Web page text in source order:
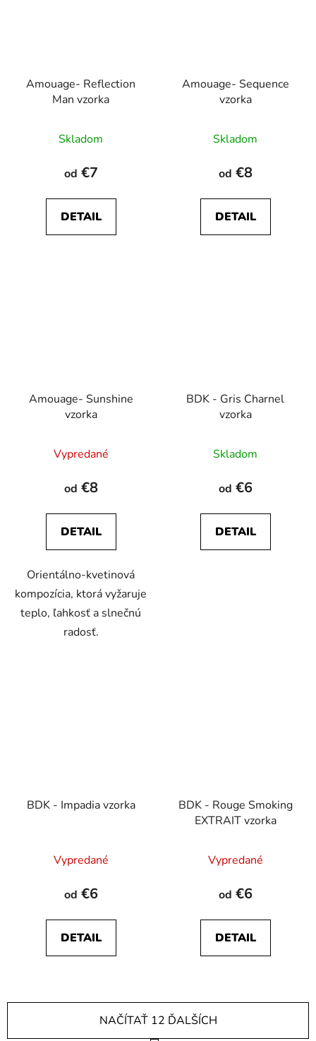
Amouage- Reflection
Man vzorka
Skladom
od €7
DETAIL
Amouage- Sequence
vzorka
Skladom
od €8
DETAIL
Amouage- Sunshine
vzorka
hodnotenie
produktu
5,0
z
hviezdičiek.
Vypredané
od €8
DETAIL
Orientálno-kvetinová
kompozícia, ktorá vyžaruje
teplo, ľahkosť a slnečnú
radosť.
BDK - Gris Charnel
vzorka
Skladom
od €6
DETAIL
BDK - Impadia vzorka
hodnotenie
produktu
5,0
z
Vypredané
od €6
DETAIL
BDK - Rouge Smoking
EXTRAIT vzorka
Vypredané
od €6
DETAIL
NAČÍTAŤ 12 ĎALŠÍCH